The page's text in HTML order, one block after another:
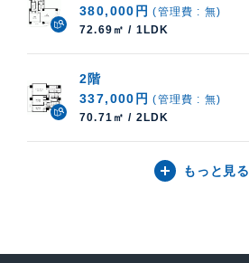
380,000円 (管理費 : 無)
72.69㎡ / 1LDK
2階
337,000円 (管理費 : 無)
70.71㎡ / 2LDK
もっと見る